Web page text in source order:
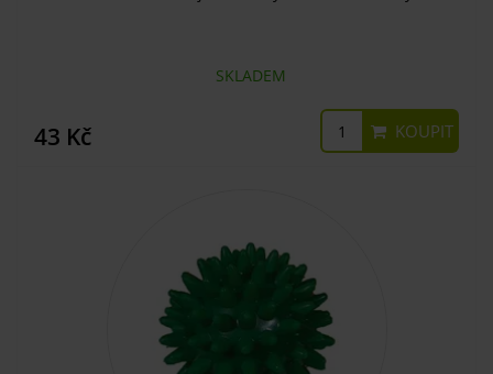
SKLADEM
43 Kč KOUPIT